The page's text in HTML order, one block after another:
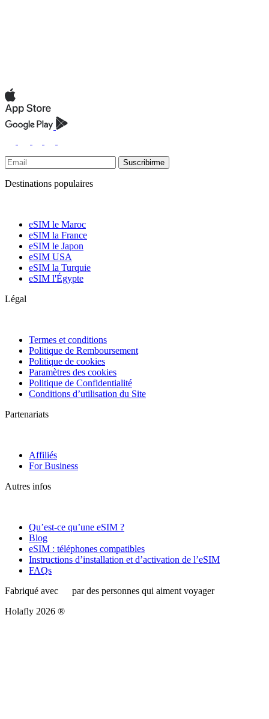
Suscribirme
Destinations populaires
eSIM le Maroc
eSIM la France
eSIM le Japon
eSIM USA
eSIM la Turquie
eSIM l'Égypte
Légal
Termes et conditions
Politique de Remboursement
Politique de cookies
Paramètres des cookies
Politique de Confidentialité
Conditions d’utilisation du Site
Partenariats
Affiliés
For Business
Autres infos
Qu’est-ce qu’une eSIM ?
Blog
eSIM : téléphones compatibles
Instructions d’installation et d’activation de l’eSIM
FAQs
Fabriqué avec
par des personnes qui aiment voyager
Holafly 2026 ®